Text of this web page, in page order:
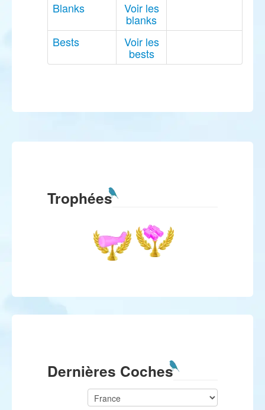
Blanks Voir les
blanks
Bests
Voir les
bests
Trophées
Dernières Coches